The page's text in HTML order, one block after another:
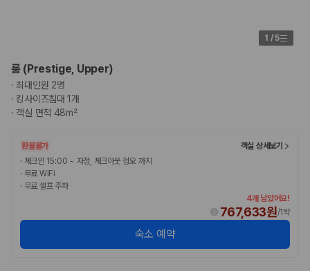
1 /5
룸 (Prestige, Upper)
· 최대인원 2명
·킹사이즈침대 1개
·객실 면적 48m²
환불불가
객실 상세보기
· 체크인 15:00 ~ 자정, 체크아웃 정오 까지
· 무료 WiFi
· 무료 셀프 주차
4개 남았어요!
767,633원/1박
숙소 예약